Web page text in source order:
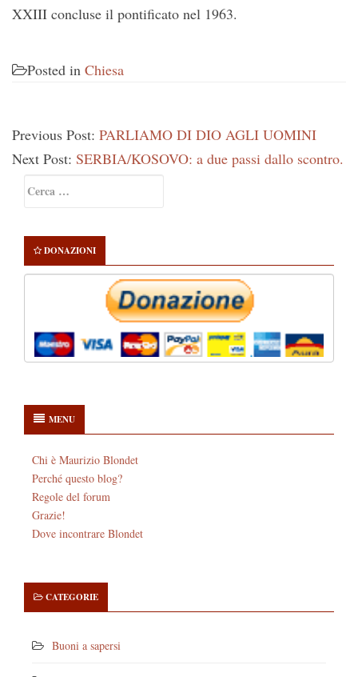
XXIII concluse il pontificato nel 1963.
Posted in Chiesa
Previous Post: PARLIAMO DI DIO AGLI UOMINI
Next Post: SERBIA/KOSOVO: a due passi dallo scontro.
Sidebar
per:
DONAZIONI
MENU
Chi è Maurizio Blondet
Perché questo blog?
Regole del forum
Grazie!
Dove incontrare Blondet
CATEGORIE
Buoni a sapersi